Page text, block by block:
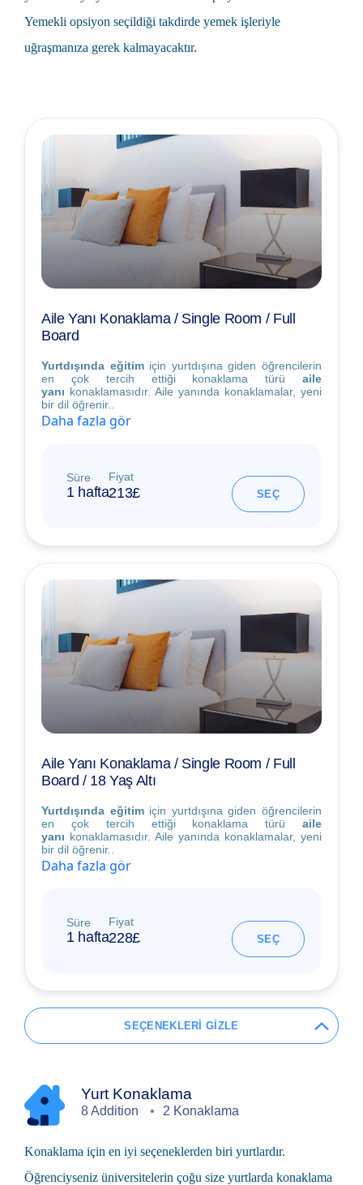
Yemekli opsiyon seçildiği takdirde yemek işleriyle
uğraşmanıza gerek kalmayacaktır.
Aile Yanı Konaklama / Single Room / Full
Board
Yurtdışında eğitimiçin yurtdışına giden öğrencilerin
en çok tercih ettiği konaklama türü aile
yanı konaklamasıdır. Aile yanında konaklamalar, yeni
bir dil öğrenir..
Daha fazla gör
Süre
1 hafta
Fiyat
213£ SEÇ
Aile Yanı Konaklama / Single Room / Full
Board / 18 Yaş Altı
Yurtdışında eğitimiçin yurtdışına giden öğrencilerin
en çok tercih ettiği konaklama türü aile
yanı konaklamasıdır. Aile yanında konaklamalar, yeni
bir dil öğrenir..
Daha fazla gör
Süre
1 hafta
Fiyat
228£ SEÇ
SEÇENEKLERİ GİZLE
Yurt Konaklama
8 Addition 2 Konaklama
Konaklama için en iyi seçeneklerden biri yurtlardır.
Öğrenciyseniz üniversitelerin çoğu size yurtlarda konaklama